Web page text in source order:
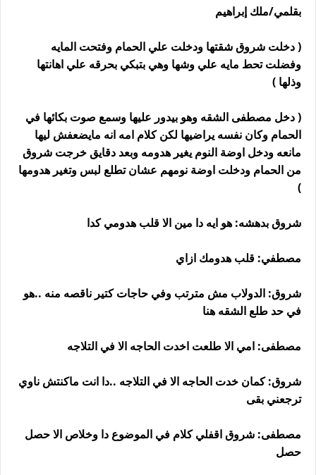
بقلمي/ملك إبراهيم
( دخلت شروق شقتها ودخلت علي الحمام وفتحت المايه
وفضلت تحط مايه علي وشها وهي بتبكي بحرقه علي اهانتها
وذلها )
( دخل مصطفى الشقه وهو بيدور عليها وسمع صوت بكائها في
الحمام وكان نفسه يراضيها لكن كلام امه انه مايضعفش ليها
مانعه ودخل اوضة النوم يغير هدومه وبعد دقايق خرجت شروق
من الحمام ودخلت اوضة نومهم عشان تطلع لبس وتغير هدومها
)
شروق بدهشه: هو ايه دا مين الا قلب هدومي كدا
مصطفي: قلب هدومك ازاي
شروق: الدولاب مش مترتب وفي حاجات كتير ناقصه منه ..هو
في حد طلع الشقه هنا
مصطفى: امي الا طلعت اخدت الحاجه الا في التلاجه
شروق: كمان خدت الحاجه الا في التلاجه ..دا انت ماكنتش ناوي
ترجعني بقى
مصطفى: شروق اقفلي كلام في الموضوع دا وخلاص الا حصل
حصل